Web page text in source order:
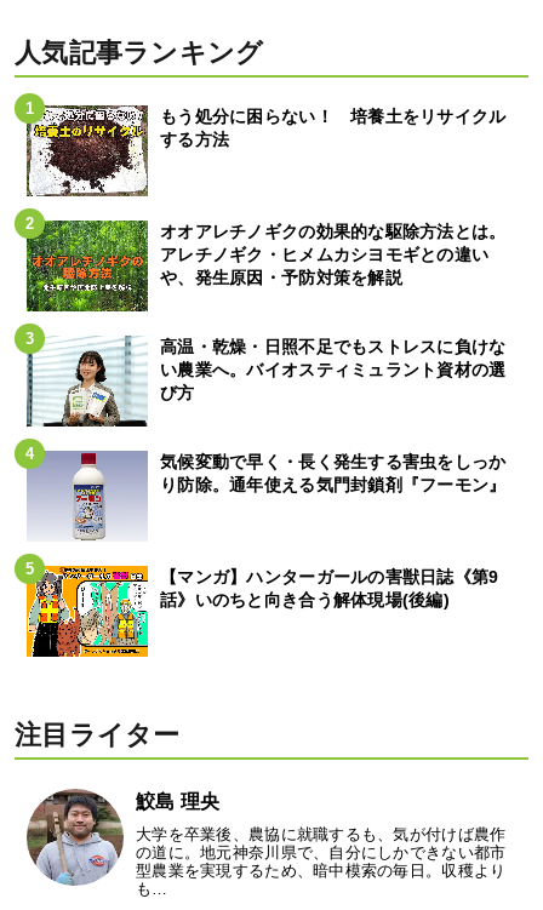
人気記事ランキング
もう処分に困らない！ 培養土をリサイクル
する方法
オオアレチノギクの効果的な駆除方法とは。
アレチノギク・ヒメムカシヨモギとの違い
や、発生原因・予防対策を解説
高温・乾燥・日照不足でもストレスに負けな
い農業へ。バイオスティミュラント資材の選
び方
気候変動で早く・長く発生する害虫をしっか
り防除。通年使える気門封鎖剤『フーモン』
【マンガ】ハンターガールの害獣日誌《第9
話》いのちと向き合う解体現場(後編)
注目ライター
鮫島 理央
大学を卒業後、農協に就職するも、気が付けば農作
の道に。地元神奈川県で、自分にしかできない都市
型農業を実現するため、暗中模索の毎日。収穫より
も…